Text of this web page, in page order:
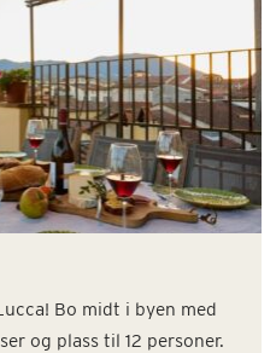
Bo midt i byen med
og plass til 12 personer.